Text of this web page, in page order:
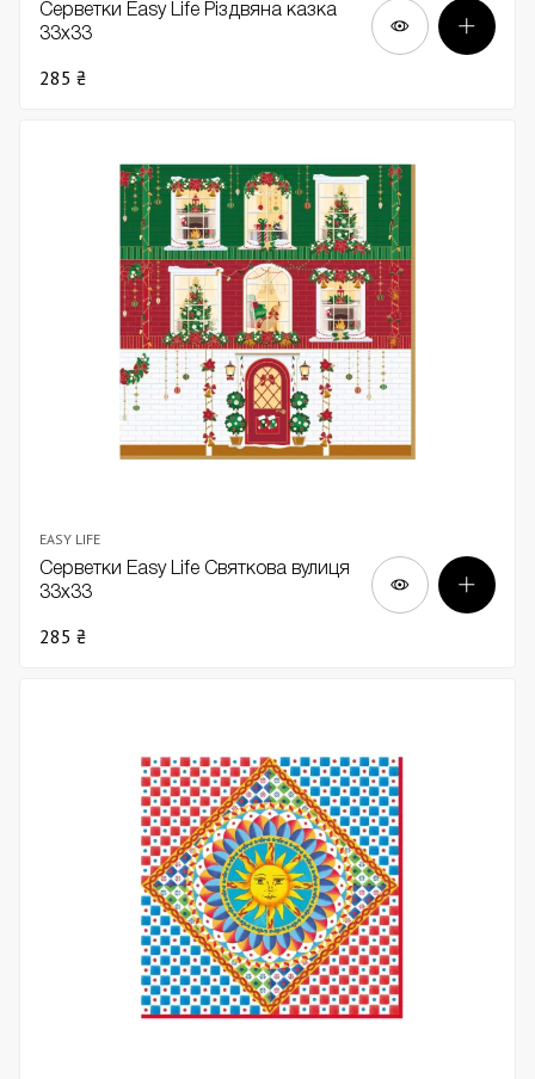
Серветки Easy Life Різдвяна казка
33х33
285 ₴
EASY LIFE
Серветки Easy Life Святкова вулиця
33х33
285 ₴